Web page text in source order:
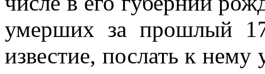
умерших за прошлый
известие, послать к нему